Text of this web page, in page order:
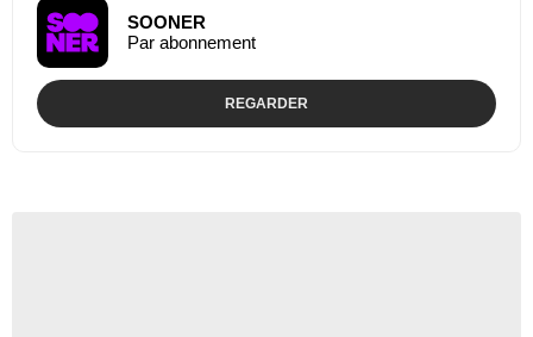
SOONER
Par abonnement
REGARDER